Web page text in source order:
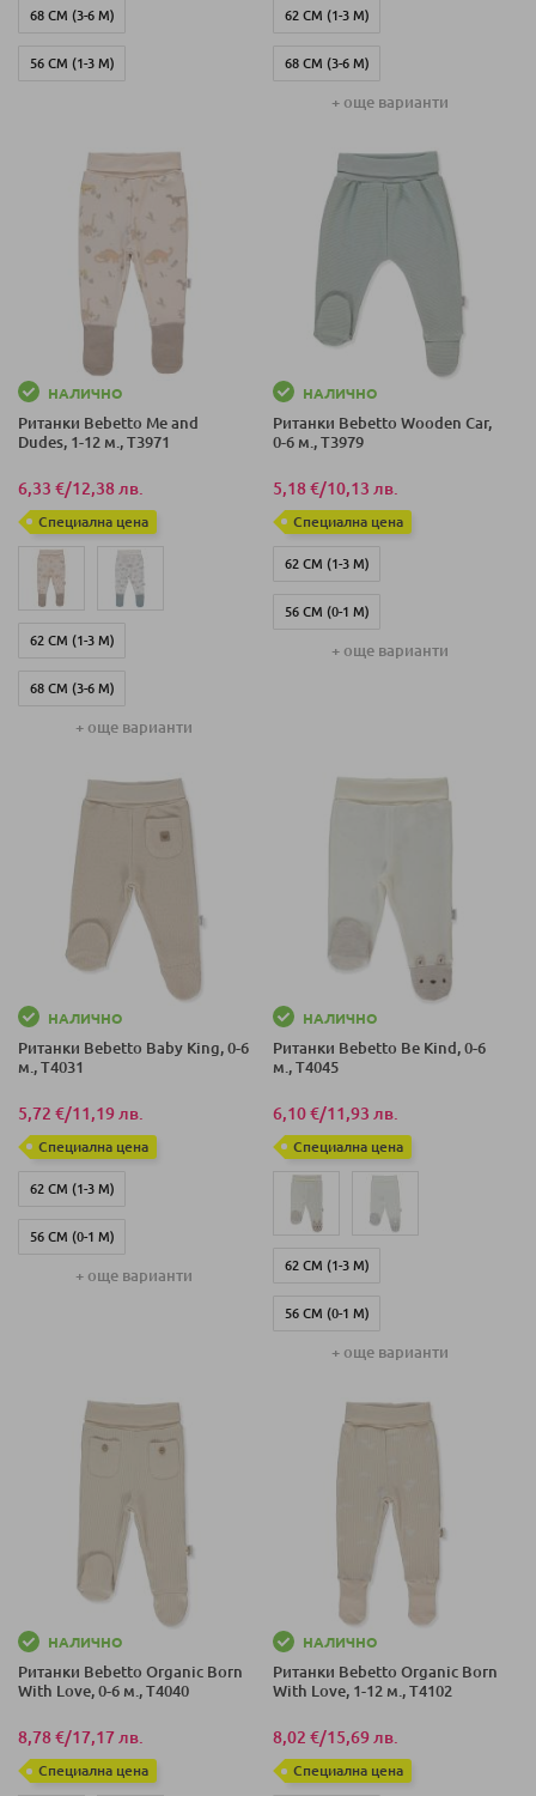
68 СМ (3-6 М)
56 СМ (1-3 М)
62 СМ (1-3 М)
68 СМ (3-6 М)
74 СМ (6-9 М)
80 СМ (9-12 М)
+ още варианти
НАЛИЧНО
Ританки Bebetto Me and
Dudes, 1-12 м., T3971
6,33 €/12,38 лв.
Специална цена
62 СМ (1-3 М)
68 СМ (3-6 М)
74 СМ (6-9 М)
80 СМ (9-12 М)
+ още варианти
НАЛИЧНО
Ританки Bebetto Wooden Car,
0-6 м., T3979
5,18 €/10,13 лв.
Специална цена
62 СМ (1-3 М)
56 СМ (0-1 М)
68 СМ (3-6 М)
+ още варианти
НАЛИЧНО
Ританки Bebetto Baby King, 0-6
м., T4031
5,72 €/11,19 лв.
Специална цена
62 СМ (1-3 М)
56 СМ (0-1 М)
68 СМ (3-6 М)
+ още варианти
НАЛИЧНО
Ританки Bebetto Be Kind, 0-6
м., T4045
6,10 €/11,93 лв.
Специална цена
62 СМ (1-3 М)
56 СМ (0-1 М)
68 СМ (3-6 М)
+ още варианти
НАЛИЧНО
Ританки Bebetto Organic Born
With Love, 0-6 м., T4040
8,78 €/17,17 лв.
Специална цена
НАЛИЧНО
Ританки Bebetto Organic Born
With Love, 1-12 м., T4102
8,02 €/15,69 лв.
Специална цена